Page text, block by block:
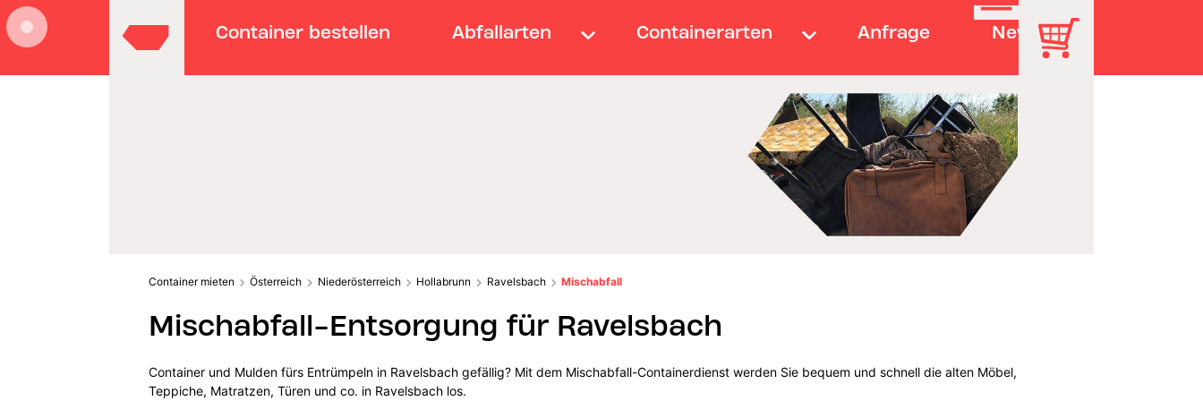
Container bestellen Abfallarten Containerarten Anfrage News
Container mieten Österreich Niederösterreich Hollabrunn Ravelsbach Mischabfall
Mischabfall-Entsorgung für Ravelsbach
Container und Mulden fürs Entrümpeln in Ravelsbach gefällig? Mit dem Mischabfall-Containerdienst werden Sie bequem und schnell die alten Möbel,
Teppiche, Matratzen, Türen und co. in Ravelsbach los.